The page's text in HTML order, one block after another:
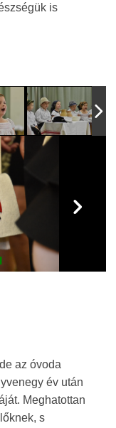
is
az óvoda
év után
Meghatottan
s